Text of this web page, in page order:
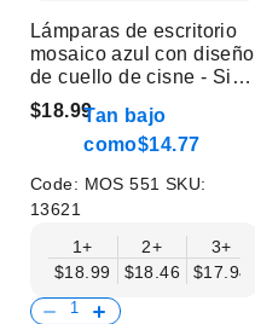
Lámparas de escritorio
mosaico azul con diseño
de cuello de cisne - Sin
bombilla
$18.99Tan bajo
como$14.77
Code: MOS 551 SKU:
13621
1+
$18.99
2+
$18.46
3+
$17.94